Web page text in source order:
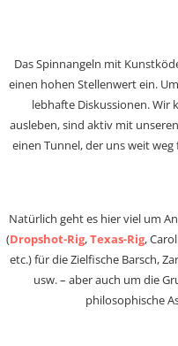
Das Spinnangeln mit
einen hohen Stellenwert ein.
lebhafte Diskussionen. Wir
ausleben, sind aktiv mit
einen Tunnel, der uns weit
Natürlich geht es hier viel um
(Dropshot-Rig,Texas-Rig,
etc.) für die Zielfische Barsch,
usw. – aber auch um die
philosophische